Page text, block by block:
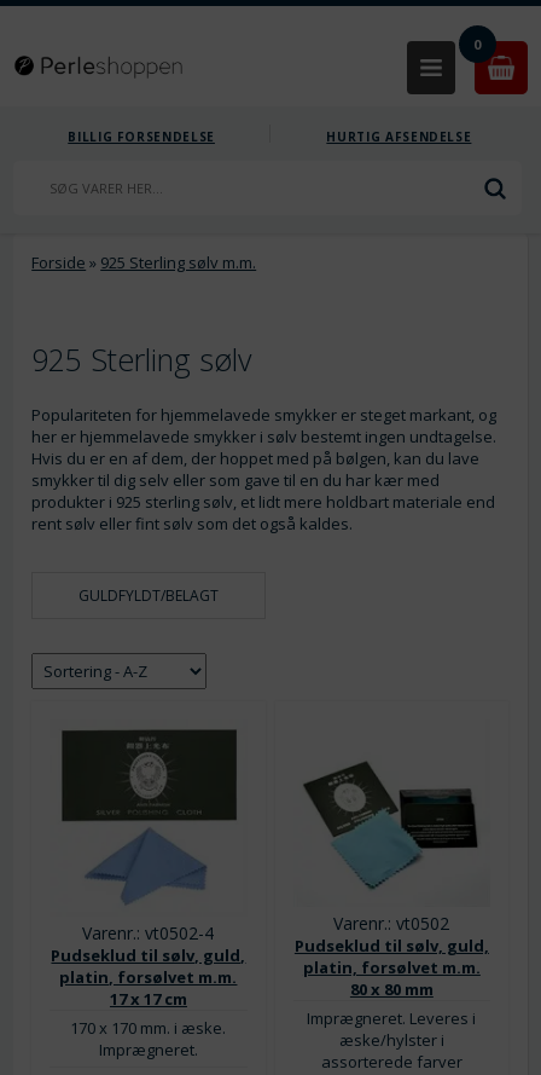
0
BILLIG FORSENDELSE HURTIG AFSENDELSE
Forside » 925 Sterling sølv m.m.
925 Sterling sølv
Populariteten for hjemmelavede smykker er steget markant, og
her er hjemmelavede smykker i sølv bestemt ingen undtagelse.
Hvis du er en af dem, der hoppet med på bølgen, kan du lave
smykker til dig selv eller som gave til en du har kær med
produkter i 925 sterling sølv, et lidt mere holdbart materiale end
rent sølv eller fint sølv som det også kaldes.
GULDFYLDT/BELAGT
Varenr.: vt0502-4
Pudseklud til sølv, guld,
platin, forsølvet m.m.
17 x 17 cm
170 x 170 mm. i æske.
Imprægneret.
Varenr.: vt0502
Pudseklud til sølv, guld,
platin, forsølvet m.m.
80 x 80 mm
Imprægneret. Leveres i
æske/hylster i
assorterede farver